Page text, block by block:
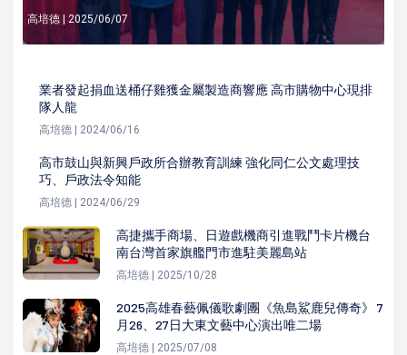
高培德 | 2025/06/07
業者發起捐血送桶仔雞獲金屬製造商響應 高市購物中心現排
隊人龍
高培德 | 2024/06/16
高市鼓山與新興戶政所合辦教育訓練 強化同仁公文處理技
巧、戶政法令知能
高培德 | 2024/06/29
高捷攜手商場、日遊戲機商引進戰鬥卡片機台
南台灣首家旗艦門市進駐美麗島站
高培德 | 2025/10/28
2025高雄春藝佩儀歌劇團《魚島鯊鹿兒傳奇》 7
月26、27日大東文藝中心演出唯二場
高培德 | 2025/07/08